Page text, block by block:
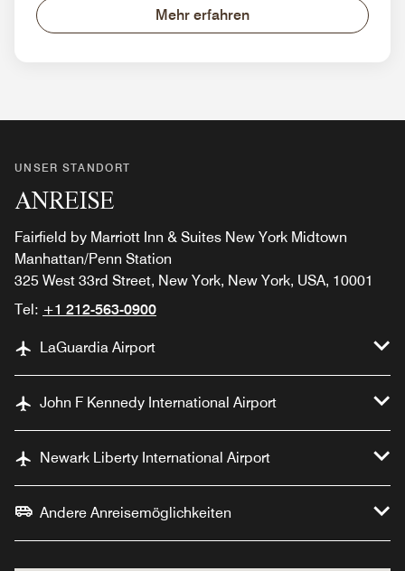
Mehr erfahren
UNSER STANDORT
ANREISE
Fairfield by Marriott Inn & Suites New York Midtown
Manhattan/Penn Station
325 West 33rd Street, New York, New York, USA, 10001
Tel: +1 212-563-0900
LaGuardia Airport
John F Kennedy International Airport
Newark Liberty International Airport
Andere Anreisemöglichkeiten